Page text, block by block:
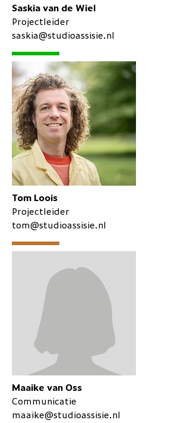
Saskia van de Wiel
Projectleider
saskia@studioassisie.nl
Tom Loois
Projectleider
tom@studioassisie.nl
Maaike van Oss
Communicatie
maaike@studioassisie.nl